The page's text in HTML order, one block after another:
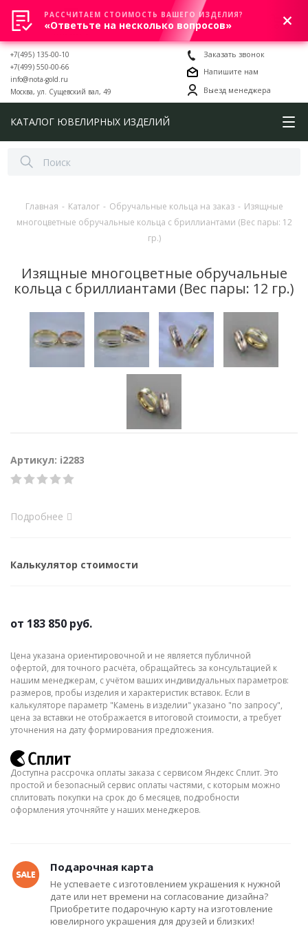
0
+7(495) 135-00-10
+7(499) 550-00-66
info@nota-gold.ru
Москва, ул. Сущевский вал, 49
Заказать звонок
Напишите нам
Выезд менеджера
КАТАЛОГ ЮВЕЛИРНЫХ ИЗДЕЛИЙ
Главная - Каталог - Обручальные кольца на заказ - Изящные
многоцветные обручальные кольца с бриллиантами (Вес пары: 12
гр.)
Изящные многоцветные обручальные
кольца с бриллиантами (Вес пары: 12 гр.)
Артикул: i2283
Подробнее
Калькулятор стоимости
от 183 850 руб.
Цена указана ориентировочной и не является публичной
офертой, для точного расчёта, обращайтесь за консультацией к
нашим менеджерам, с учётом ваших индивидуальных параметров:
размеров, пробы изделия и характеристик вставок. Если в
калькуляторе параметр "Камень в изделии" указано "по запросу",
цена за вставки не отображается в итоговой стоимости, а требует
уточнения на дату формирования предложения.
Доступна рассрочка оплаты заказа с сервисом Яндекс Сплит. Это
простой и безопасный сервис оплаты частями, с которым можно
сплитовать покупки на срок до 6 месяцев, подробности
оформления уточняйте у наших менеджеров.
Подарочная карта
Не успеваете с изготовлением украшения к нужной
дате или нет времени на согласование дизайна?
Приобретите подарочную карту на изготовление
ювелирного украшения для друзей и близких!
РАССЧИТАЕМ СТОИМОСТЬ ВАШЕГО ИЗДЕЛИЯ?
«Ответьте на несколько вопросов»